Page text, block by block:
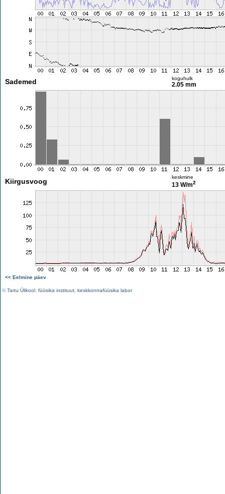
Sademed koguhulk
2.05 mm
Kiirgusvoog
keskmine
13 W/m2
<< Eelmine päev
©Tartu Ülikool füüsika instituut keskkonnafüüsika labor